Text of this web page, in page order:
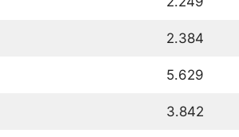
2.384
5.629
3.842